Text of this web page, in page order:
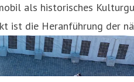
als historisches
ist die Heranführung der nä